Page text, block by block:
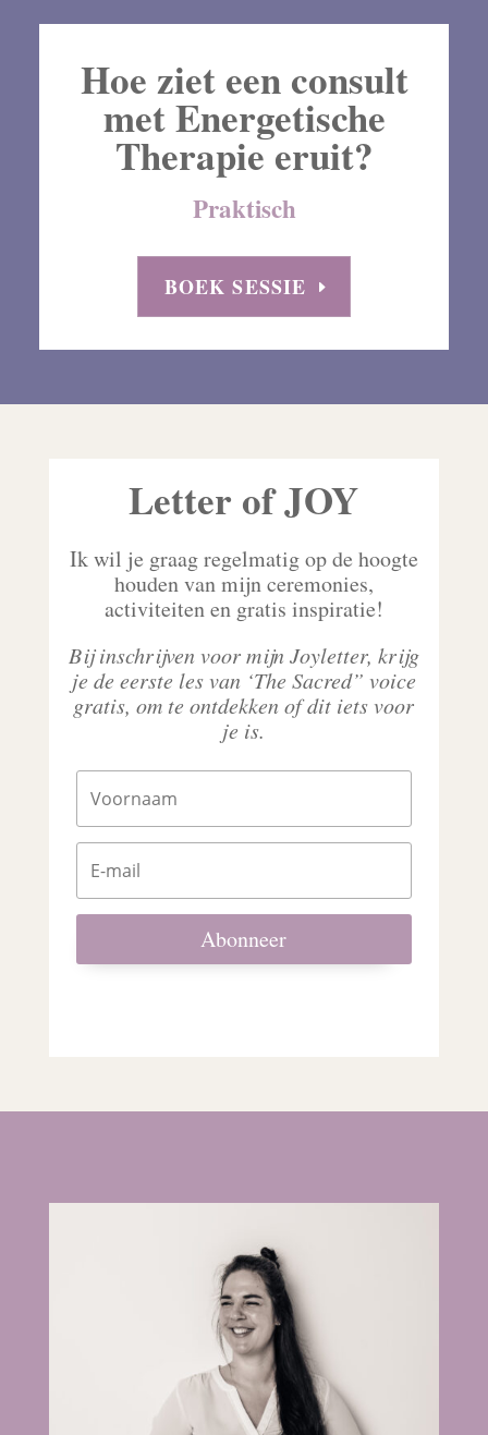
Hoe ziet een consult
met Energetische
Therapie eruit?
Praktisch
BOEK SESSIE
Letter of JOY
Ik wil je graag regelmatig op de hoogte
houden van mijn ceremonies,
activiteiten en gratis inspiratie!
Bij inschrijven voor mijn Joyletter, krijg
je de eerste les van ‘The Sacred” voice
gratis, om te ontdekken of dit iets voor
je is.
Abonneer